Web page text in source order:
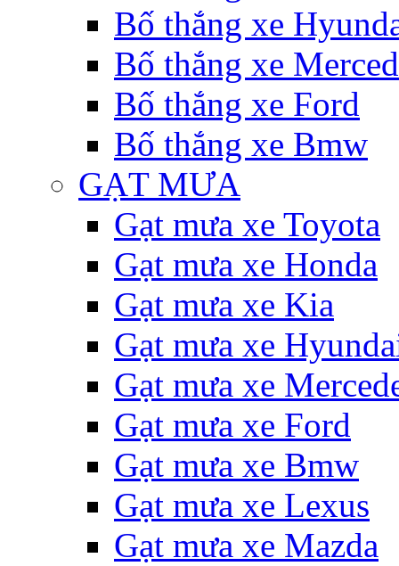
Bố thắng xe
Bố thắng xe
Bố thắng xe Ford
Bố thắng xe Bmw
GẠT MƯA
Gạt mưa xe Toyota
Gạt mưa xe Honda
Gạt mưa xe Kia
Gạt mưa xe
Gạt mưa xe
Gạt mưa xe Ford
Gạt mưa xe Bmw
Gạt mưa xe Lexus
Gạt mưa xe Mazda